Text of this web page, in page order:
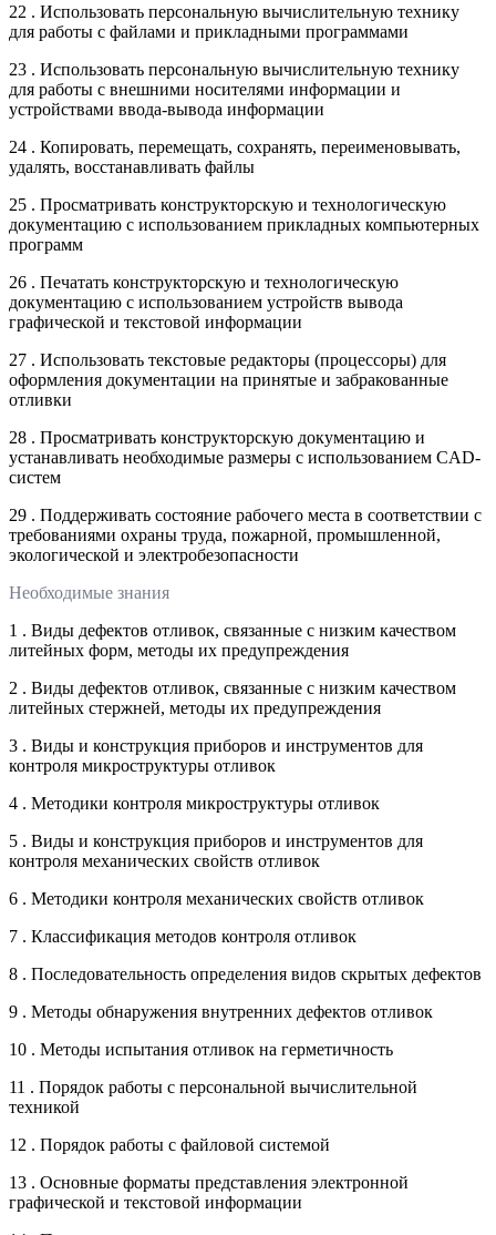
22 . Использовать персональную вычислительную технику
для работы с файлами и прикладными программами
23 . Использовать персональную вычислительную технику
для работы с внешними носителями информации и
устройствами ввода-вывода информации
24 . Копировать, перемещать, сохранять, переименовывать,
удалять, восстанавливать файлы
25 . Просматривать конструкторскую и технологическую
документацию с использованием прикладных компьютерных
программ
26 . Печатать конструкторскую и технологическую
документацию с использованием устройств вывода
графической и текстовой информации
27 . Использовать текстовые редакторы (процессоры) для
оформления документации на принятые и забракованные
отливки
28 . Просматривать конструкторскую документацию и
устанавливать необходимые размеры с использованием CAD-
систем
29 . Поддерживать состояние рабочего места в соответствии с
требованиями охраны труда, пожарной, промышленной,
экологической и электробезопасности
Необходимые знания
1 . Виды дефектов отливок, связанные с низким качеством
литейных форм, методы их предупреждения
2 . Виды дефектов отливок, связанные с низким качеством
литейных стержней, методы их предупреждения
3 . Виды и конструкция приборов и инструментов для
контроля микроструктуры отливок
4 . Методики контроля микроструктуры отливок
5 . Виды и конструкция приборов и инструментов для
контроля механических свойств отливок
6 . Методики контроля механических свойств отливок
7 . Классификация методов контроля отливок
8 . Последовательность определения видов скрытых дефектов
9 . Методы обнаружения внутренних дефектов отливок
10 . Методы испытания отливок на герметичность
11 . Порядок работы с персональной вычислительной
техникой
12 . Порядок работы с файловой системой
13 . Основные форматы представления электронной
графической и текстовой информации